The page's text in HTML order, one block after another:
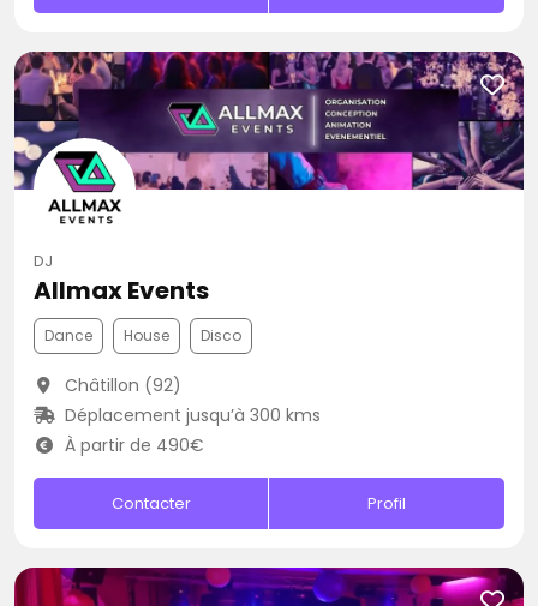
DJ
Allmax Events
Dance House Disco
Châtillon (92)
Déplacement jusqu’à 300 kms
À partir de 490€
Contacter Profil